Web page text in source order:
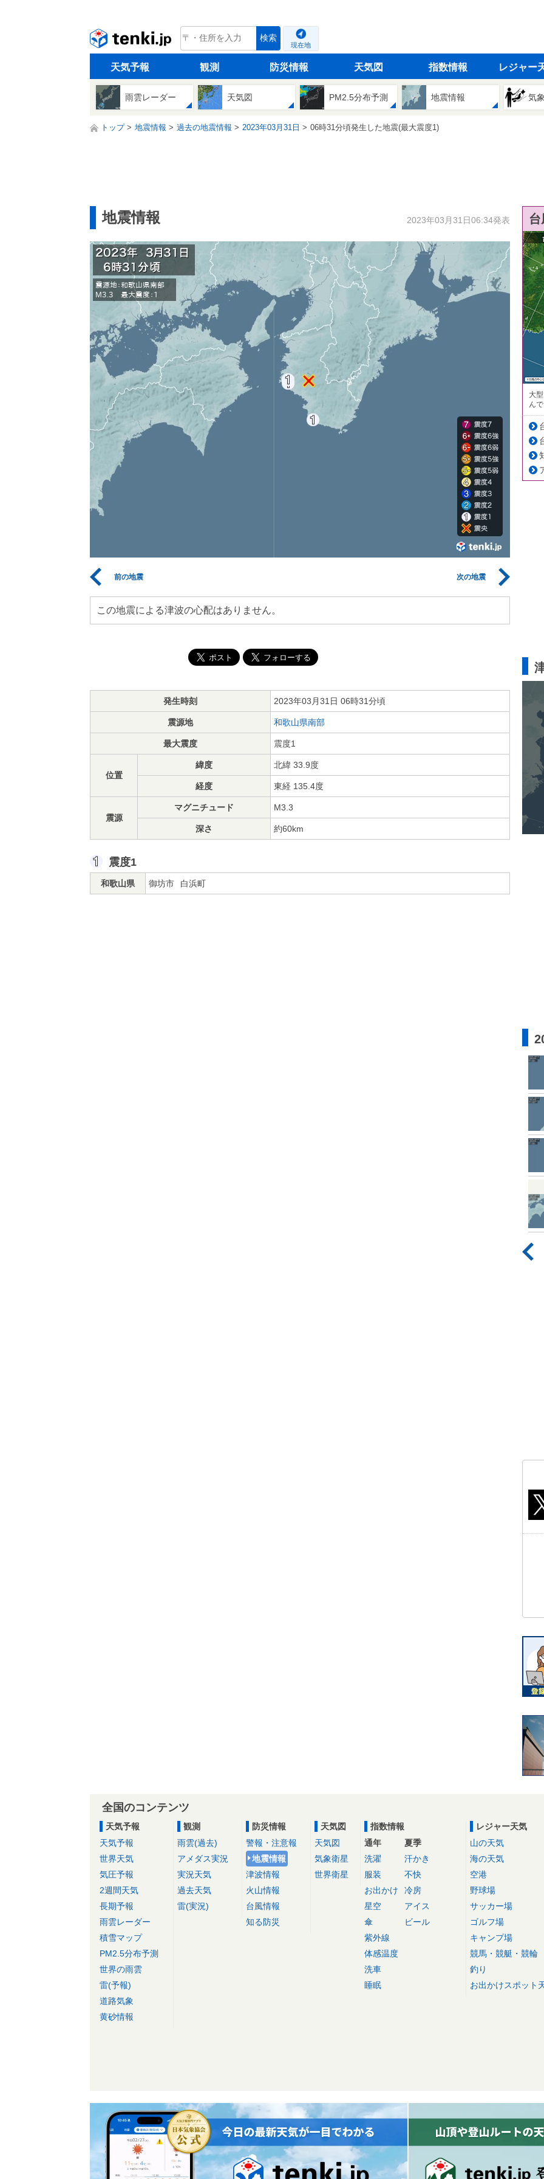
tenki.jp 検索
現在地
天気予報 観測 防災情報 天気図 指数情報 レジャー
雨雲レーダー 天気図 PM2.5分布予測 地震情報 気
トップ 地震情報 過去の地震情報 2023年03月31日 06時31分頃発生した地震(最大震度1)
地震情報 2023年03月31日06:34発表
前の地震 次の地震
この地震による津波の心配はありません。
発生時刻 2023年03月31日 06時31分頃
震源地 和歌山県南部
最大震度 震度1
位置
緯度 北緯 33.9度
経度 東経 135.4度
震源
マグニチュード M3.3
深さ 約60km
震度1
和歌山県 御坊市 白浜町
大
ん
全国のコンテンツ
天気予報
天気予報
世界天気
気圧予報
2週間天気
長期予報
雨雲レーダー
積雪マップ
PM2.5分布予測
世界の雨雲
雷(予報)
道路気象
黄砂情報
観測
雨雲(過去)
アメダス実況
実況天気
過去天気
雷(実況)
防災情報
警報・注意報
地震情報
津波情報
火山情報
台風情報
知る防災
天気図
天気図
気象衛星
世界衛星
指数情報
通年
洗濯
服装
お出かけ
星空
傘
紫外線
体感温度
洗車
睡眠
夏季
汗かき
不快
冷房
アイス
ビール
レジャー天気
山の天気
海の天気
空港
野球場
サッカー場
ゴルフ場
キャンプ場
競馬・競艇・競輪
釣り
お出かけスポット